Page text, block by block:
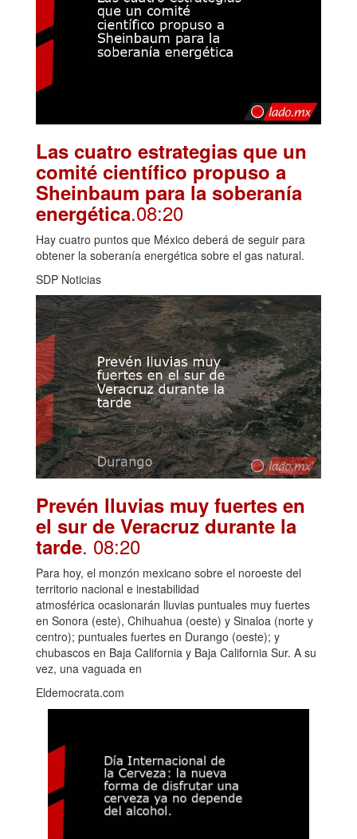
Las cuatro estrategias que un
comité científico propuso a
Sheinbaum para la soberanía
energética.08:20
Hay cuatro puntos que México deberá de seguir para
obtener la soberanía energética sobre el gas natural.
SDP Noticias
Prevén lluvias muy fuertes en
el sur de Veracruz durante la
tarde. 08:20
Para hoy, el monzón mexicano sobre el noroeste del
territorio nacional e inestabilidad
atmosférica ocasionarán lluvias puntuales muy fuertes
en Sonora (este), Chihuahua (oeste) y Sinaloa (norte y
centro); puntuales fuertes en Durango (oeste); y
chubascos en Baja California y Baja California Sur. A su
vez, una vaguada en
Eldemocrata.com